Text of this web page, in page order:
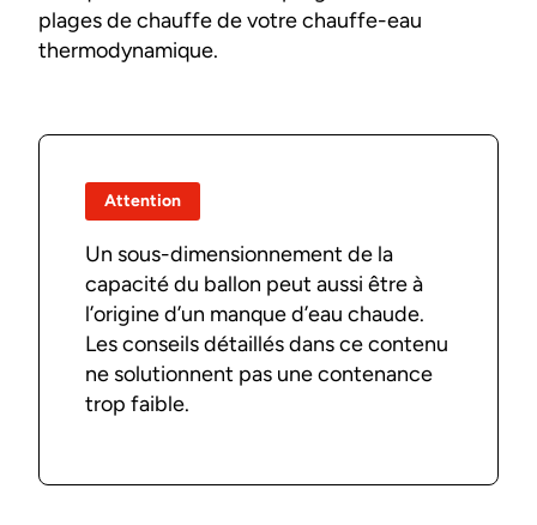
plages de chauffe de votre chauffe-eau
thermodynamique.
Attention
Un sous-dimensionnement de la
capacité du ballon peut aussi être à
l’origine d’un manque d’eau chaude.
Les conseils détaillés dans ce contenu
ne solutionnent pas une contenance
trop faible.